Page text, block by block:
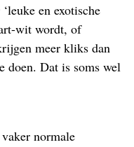
en exotische
wit wordt, of
meer kliks dan
doen. Dat is soms wel
normale